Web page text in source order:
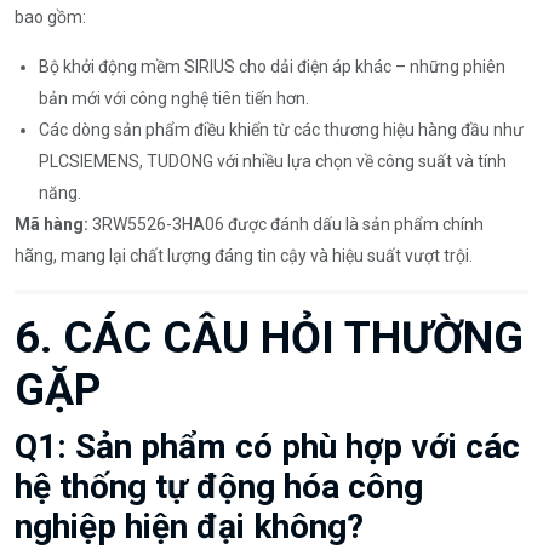
bao gồm:
Bộ khởi động mềm SIRIUS cho dải điện áp khác – những phiên
bản mới với công nghệ tiên tiến hơn.
Các dòng sản phẩm điều khiển từ các thương hiệu hàng đầu như
PLCSIEMENS, TUDONG với nhiều lựa chọn về công suất và tính
năng.
Mã hàng: 3RW5526-3HA06 được đánh dấu là sản phẩm chính
hãng, mang lại chất lượng đáng tin cậy và hiệu suất vượt trội.
6. CÁC CÂU HỎI THƯỜNG
GẶP
Q1: Sản phẩm có phù hợp với các
hệ thống tự động hóa công
nghiệp hiện đại không?